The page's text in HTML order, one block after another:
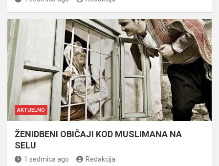
AKTUELNO
ŽENIDBENI OBIČAJI KOD MUSLIMANA NA
SELU
1 sedmica ago Redakcija